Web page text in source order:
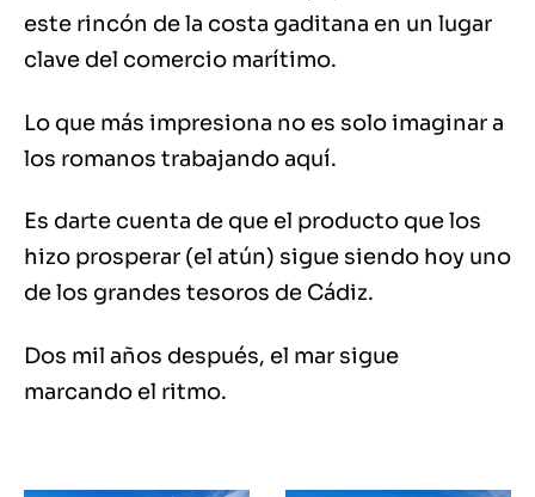
este rincón de la costa gaditana en un lugar
clave del comercio marítimo.
Lo que más impresiona no es solo imaginar a
los romanos trabajando aquí.
Es darte cuenta de que el producto que los
hizo prosperar (el atún) sigue siendo hoy uno
de los grandes tesoros de Cádiz.
Dos mil años después, el mar sigue
marcando el ritmo.